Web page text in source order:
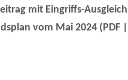
mit Eingriffs-
vom Mai 2024 (PDF